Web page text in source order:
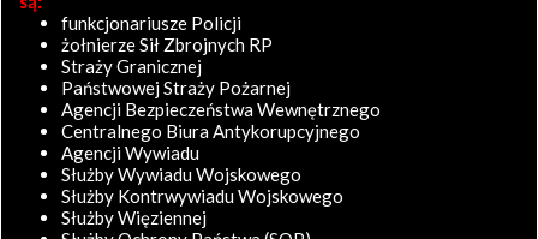
funkcjonariusze Policji
żołnierze Sił Zbrojnych RP
Straży Granicznej
Państwowej Straży Pożarnej
Agencji Bezpieczeństwa Wewnętrznego
Centralnego Biura Antykorupcyjnego
Agencji Wywiadu
Służby Wywiadu Wojskowego
Służby Kontrwywiadu Wojskowego
Służby Więziennej